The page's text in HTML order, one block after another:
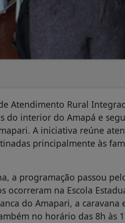
Atendimento Rural
do interior do Amapá e
A iniciativa reúne
principalmente às
a programação passou
ocorreram na Escola
do Amapari, a
no horário das 8h às